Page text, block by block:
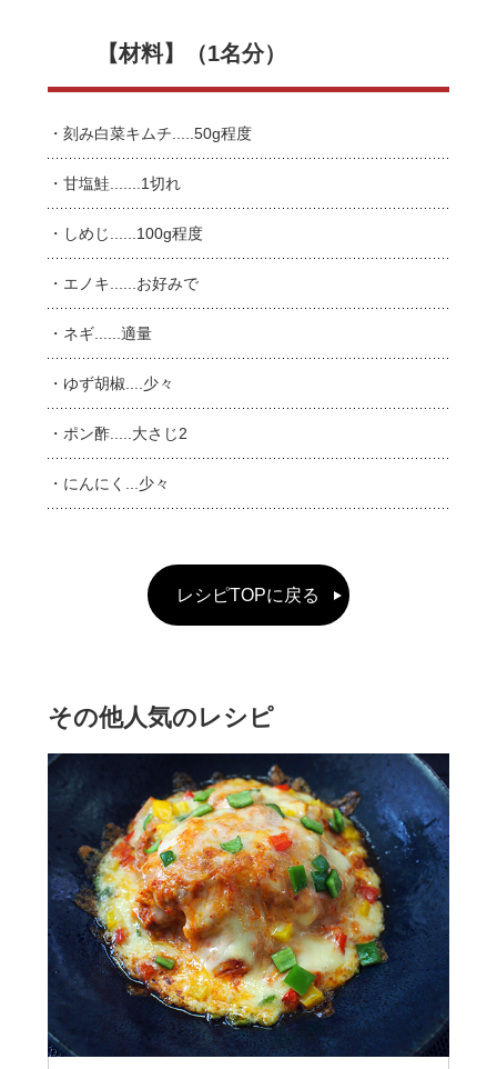
【材料】（1名分）
・刻み白菜キムチ.....50g程度
・甘塩鮭.......1切れ
・しめじ......100g程度
・エノキ......お好みで
・ネギ......適量
・ゆず胡椒....少々
・ポン酢.....大さじ2
・にんにく...少々
レシピTOPに戻る
その他人気のレシピ